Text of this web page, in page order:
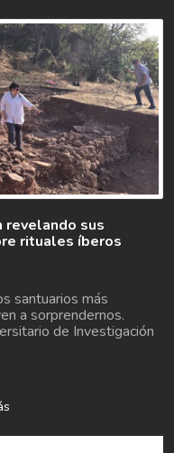
revelando sus
rituales íberos
santuarios más
a sorprendernos.
de Investigación